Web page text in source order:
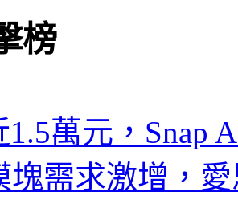
榜
1.5萬元，Snap
塊需求激增，